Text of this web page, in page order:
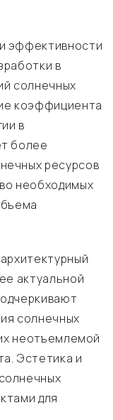
эффективности
в
солнечных
коэффициента
в
более
ресурсов
необходимых
актуальной
солнечных
неотъемлемой
Эстетика и
для